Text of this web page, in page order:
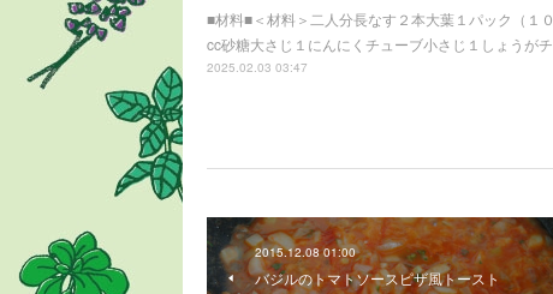
■材料■＜材料＞二人分長なす２本大葉１パック（１
cc砂糖大さじ１にんにくチューブ小さじ１しょうが
2025.02.03 03:47
2015.12.08 01:00
バジルのトマトソースピザ風トースト